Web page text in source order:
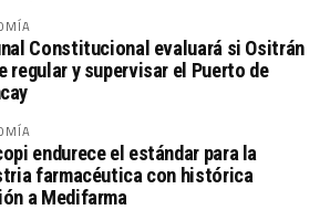
Constitucional evaluará si Ositrán
regular y supervisar el Puerto de
endurece el estándar para la
farmacéutica con histórica
a Medifarma